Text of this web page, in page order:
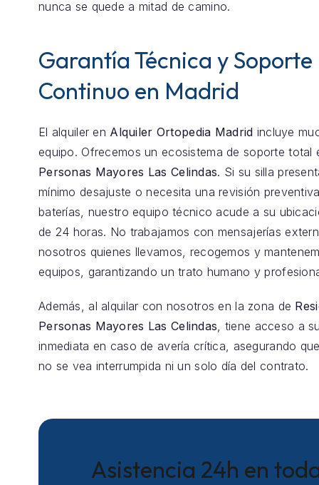
nunca se quede a mitad de camino.
Garantía Técnica y Soporte
Continuo en Madrid
El alquiler en Alquiler Ortopedia Madrid incluye
equipo. Ofrecemos un ecosistema de soporte total
Personas Mayores Las Celindas. Si su silla
mínimo desajuste o necesita una revisión
baterías, nuestro equipo técnico acude a su
de 24 horas. No trabajamos con mensajerías
nosotros quienes llevamos, recogemos y
equipos, garantizando un trato humano y
Además, al alquilar con nosotros en la zona de
Personas Mayores Las Celindas, tiene acceso a
inmediata en caso de avería crítica, asegurando
no se vea interrumpida ni un solo día del contrato.
Asistencia 24h en